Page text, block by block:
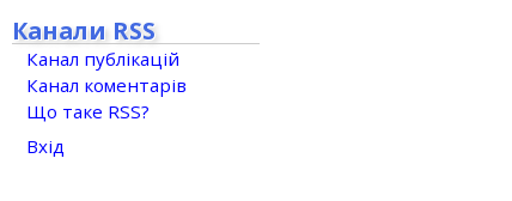
Канали RSS
Канал публікацій
Канал коментарів
Що таке RSS?
Вхід